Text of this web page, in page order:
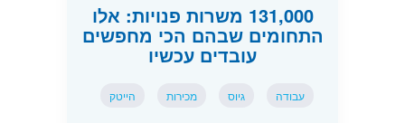
131,000 משרות פנויות: אלו
התחומים שבהם הכי מחפשים
עובדים עכשיו
עבודה גיוס מכירות הייטק